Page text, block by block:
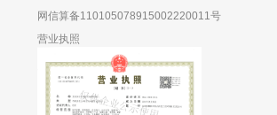
网信算备110105078915002220011号
营业执照